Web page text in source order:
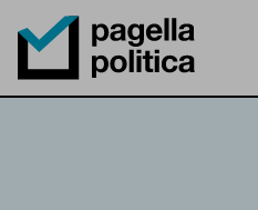
Pagella Politica Logo